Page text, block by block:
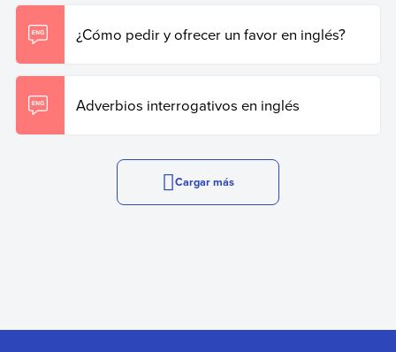
¿Cómo pedir y ofrecer un favor en inglés?
Adverbios interrogativos en inglés
Cargar más